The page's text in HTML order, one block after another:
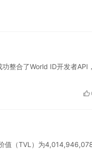
整合了World ID开发者API
值（TVL）为